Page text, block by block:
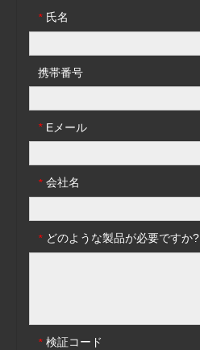
* 氏名
携帯番号
* Eメール
* 会社名
* どのような製品が必要ですか?
* 検証コード